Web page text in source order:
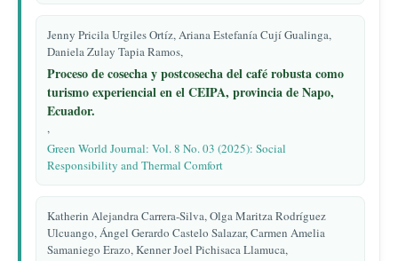
Jenny Pricila Urgiles Ortíz, Ariana Estefanía Cují Gualinga,
Daniela Zulay Tapia Ramos,
Proceso de cosecha y postcosecha del café robusta como
turismo experiencial en el CEIPA, provincia de Napo,
Ecuador.
,
Green World Journal: Vol. 8 No. 03 (2025): Social
Responsibility and Thermal Comfort
Katherin Alejandra Carrera-Silva, Olga Maritza Rodríguez
Ulcuango, Ángel Gerardo Castelo Salazar, Carmen Amelia
Samaniego Erazo, Kenner Joel Pichisaca Llamuca,